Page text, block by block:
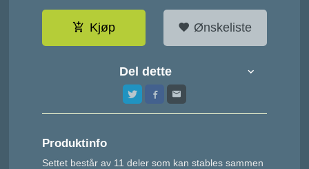
Kjøp Ønskeliste
Del dette
Produktinfo
Settet består av 11 deler som kan stables sammen